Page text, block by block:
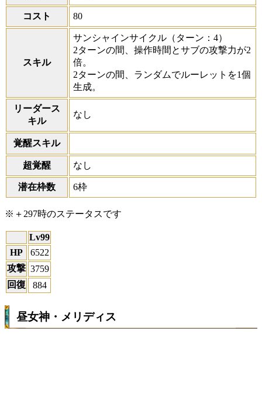
コスト 80
スキル
サンシャインサイクル （ターン：4）
2ターンの間、操作時間とサブの攻撃力が2
倍。
2ターンの間、ランダムでルーレットを1個
生成。
リーダース
キル
なし
覚醒スキル
超覚醒 なし
潜在枠数 6枠
※＋297時のステータスです
Lv99
HP
6522
攻撃 3759
回復
884
昼女神・メリディス